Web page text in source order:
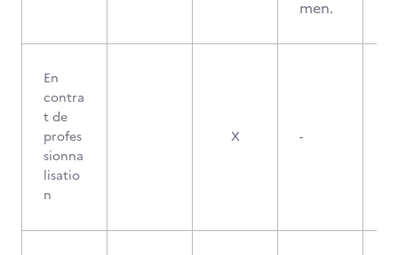
men.
En
contra
t de
profes
sionna
lisatio
n
X -